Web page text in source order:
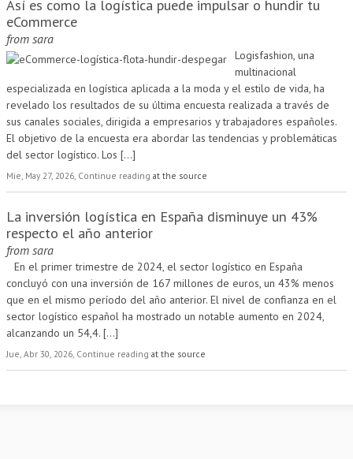
Así es como la logística puede impulsar o hundir tu
eCommerce
from sara
Logisfashion, una
multinacional
especializada en logística aplicada a la moda y el estilo de vida, ha
revelado los resultados de su última encuesta realizada a través de
sus canales sociales, dirigida a empresarios y trabajadores españoles.
El objetivo de la encuesta era abordar las tendencias y problemáticas
del sector logístico. Los [...]
Mie, May 27, 2026, Continue reading at the source
La inversión logística en España disminuye un 43%
respecto el año anterior
from sara
En el primer trimestre de 2024, el sector logístico en España
concluyó con una inversión de 167 millones de euros, un 43% menos
que en el mismo período del año anterior. El nivel de confianza en el
sector logístico español ha mostrado un notable aumento en 2024,
alcanzando un 54,4. [...]
Jue, Abr 30, 2026, Continue reading at the source